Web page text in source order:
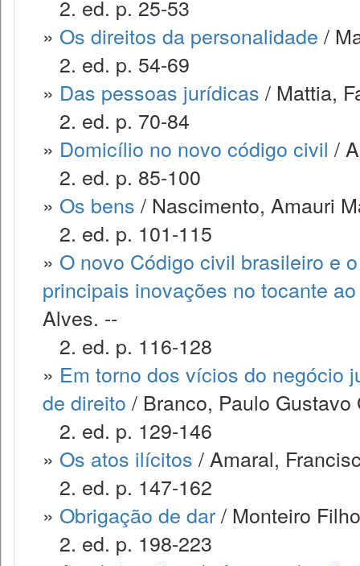
2. ed. p. 25-53
» Os direitos da personalidade /
2. ed. p. 54-69
» Das pessoas jurídicas / Mattia,
2. ed. p. 70-84
» Domicílio no novo código civil /
2. ed. p. 85-100
» Os bens / Nascimento, Amauri
2. ed. p. 101-115
» O novo Código civil brasileiro e
principais inovações no tocante
Alves. --
2. ed. p. 116-128
» Em torno dos vícios do negócio
de direito / Branco, Paulo Gustavo
2. ed. p. 129-146
» Os atos ilícitos / Amaral,
2. ed. p. 147-162
» Obrigação de dar/ Monteiro
2. ed. p. 198-223